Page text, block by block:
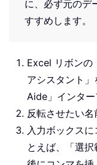
に、必ず元のデ
すすめします。
Excel リボンの
アシスタント
Aide」インター
反転させたい名
入力ボックス
とえば、「選